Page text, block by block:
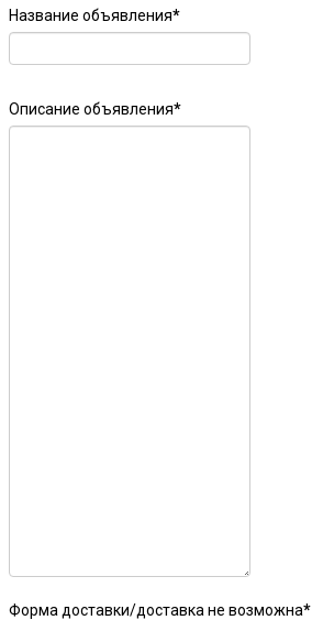
Название объявления*
Описание объявления*
Форма доставки/доставка не возможна*